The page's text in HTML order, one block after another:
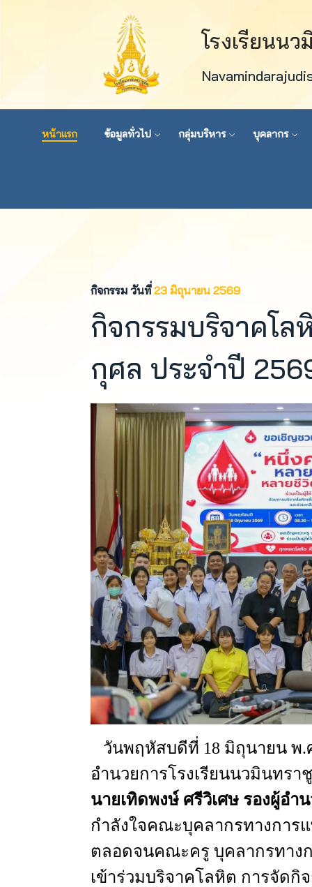
โรงเรียนน
หน้าแรก ข้อมูลทั่วไป กลุ่มบริหาร บุคลากร
กิจกรรม วันที่23 มิถุนายน 2569
กิจกรรมบริจาคโล
กุศล ประจำปี
วันพฤหัสบดีที่ 18 มิถุนายน พ.
อำนวยการโรงเรียนนวมินทรา
นายเทิดพงษ์ ศรีวิเศษ รองผู้อำ
กำลังใจคณะบุคลากรทางการ
ตลอดจนคณะครู บุคลากรทาง
เข้าร่วมบริจาคโลหิต การจัดกิ